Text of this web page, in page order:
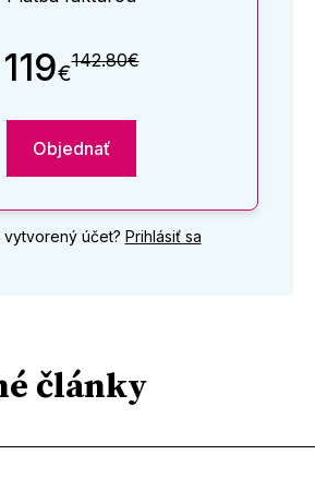
119€142.80€
Objednať
vytvorený účet? Prihlásiť sa
články